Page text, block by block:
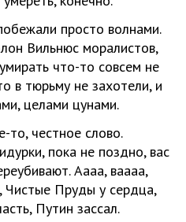
просто волнами.
Вильнюс моралистов,
что-то совсем не
в тюрьму не захотели, и
целами цунами.
то, честное слово.
пока не поздно, вас
Аааа, ваааа,
Чистые Пруды у сердца,
Путин зассал.